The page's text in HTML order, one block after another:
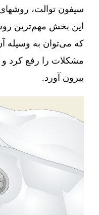
سیفون توالت،
این بخش مهم‌ترین
که می‌توان به وسیله
مشکلات را رفع کرد و
بیرون آورد.